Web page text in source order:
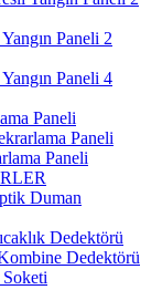
Paneli 2
Paneli 4
Paneli
Paneli
Paneli
Duman
Dedektörü
Dedektörü